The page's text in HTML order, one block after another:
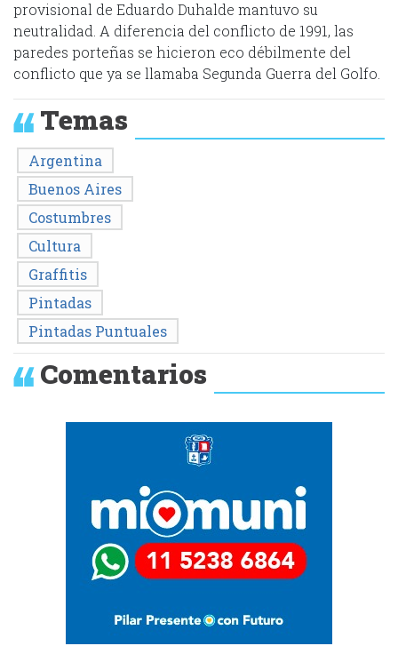
provisional de Eduardo Duhalde mantuvo su
neutralidad. A diferencia del conflicto de 1991, las
paredes porteñas se hicieron eco débilmente del
conflicto que ya se llamaba Segunda Guerra del Golfo.
Temas
Argentina
Buenos Aires
Costumbres
Cultura
Graffitis
Pintadas
Pintadas Puntuales
Comentarios